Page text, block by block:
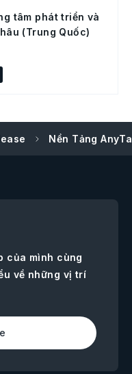
tâm phát triển và
(Trung Quốc)
Nền Tảng
của mình cùng
về những vị trí